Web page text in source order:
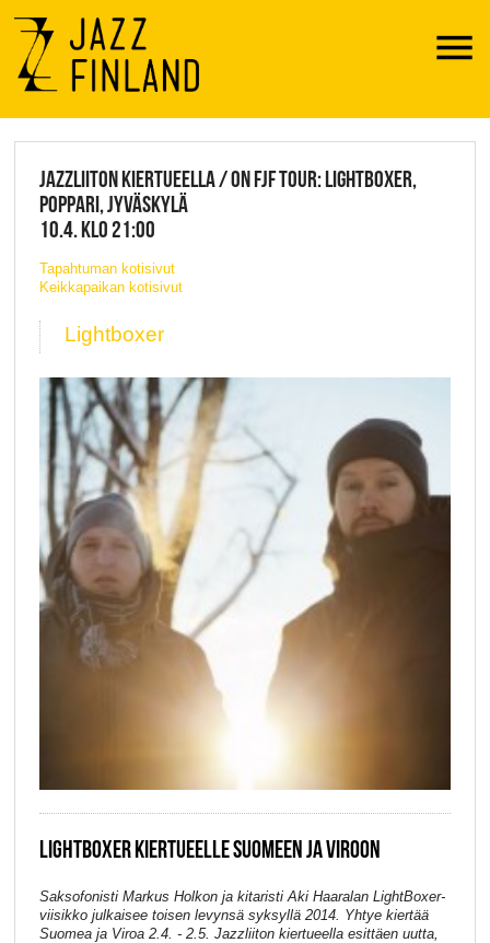
Menu
JAZZ FINLAND LIVE
JAZZLIITON KIERTUEELLA / ON FJF TOUR: LIGHTBOXER,
POPPARI, JYVÄSKYLÄ
10.4. KLO 21:00
Tapahtuman kotisivut
Keikkapaikan kotisivut
Lightboxer
LIGHTBOXER KIERTUEELLE SUOMEEN JA VIROON
Saksofonisti Markus Holkon ja kitaristi Aki Haaralan LightBoxer-
viisikko julkaisee toisen levynsä syksyllä 2014. Yhtye kiertää
Suomea ja Viroa 2.4. - 2.5. Jazzliiton kiertueella esittäen uutta,